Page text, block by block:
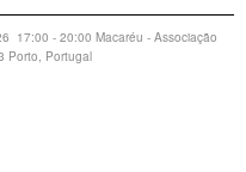
17:00 - 20:00 Macaréu - Associação
Porto, Portugal